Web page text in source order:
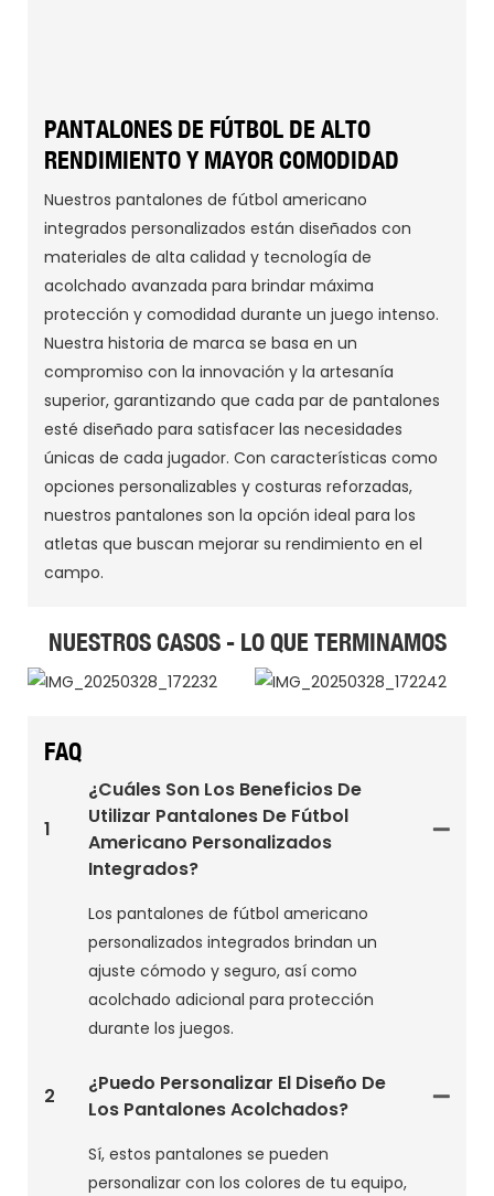
PANTALONES DE FÚTBOL DE ALTO
RENDIMIENTO Y MAYOR COMODIDAD
Nuestros pantalones de fútbol americano
integrados personalizados están diseñados con
materiales de alta calidad y tecnología de
acolchado avanzada para brindar máxima
protección y comodidad durante un juego intenso.
Nuestra historia de marca se basa en un
compromiso con la innovación y la artesanía
superior, garantizando que cada par de pantalones
esté diseñado para satisfacer las necesidades
únicas de cada jugador. Con características como
opciones personalizables y costuras reforzadas,
nuestros pantalones son la opción ideal para los
atletas que buscan mejorar su rendimiento en el
campo.
NUESTROS CASOS - LO QUE TERMINAMOS
FAQ
1
¿Cuáles Son Los Beneficios De
Utilizar Pantalones De Fútbol
Americano Personalizados
Integrados?
Los pantalones de fútbol americano
personalizados integrados brindan un
ajuste cómodo y seguro, así como
acolchado adicional para protección
durante los juegos.
2
¿Puedo Personalizar El Diseño De
Los Pantalones Acolchados?
Sí, estos pantalones se pueden
personalizar con los colores de tu equipo,